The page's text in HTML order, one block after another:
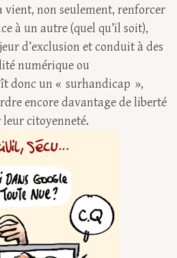
vient, non seulement, renforcer
à un autre (quel qu’il soit),
d’exclusion et conduit à des
numérique ou
donc un « surhandicap »,
encore davantage de liberté
leur citoyenneté.